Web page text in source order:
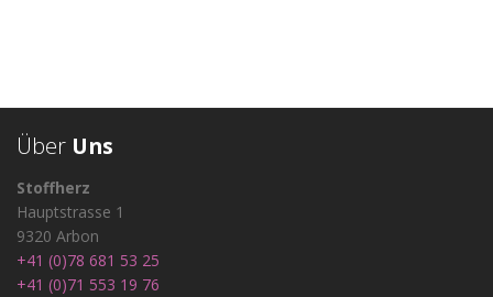
Über Uns
Stoffherz
Hauptstrasse 1
9320 Arbon
+41 (0)78 681 53 25
+41 (0)71 553 19 76